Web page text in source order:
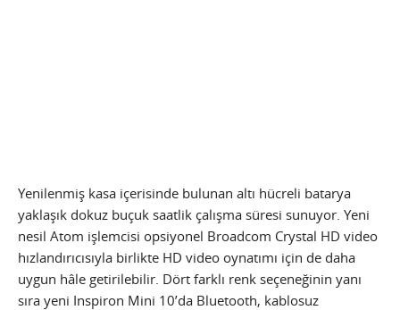
Yenilenmiş kasa içerisinde bulunan altı hücreli batarya
yaklaşık dokuz buçuk saatlik çalışma süresi sunuyor. Yeni
nesil Atom işlemcisi opsiyonel Broadcom Crystal HD video
hızlandırıcısıyla birlikte HD video oynatımı için de daha
uygun hâle getirilebilir. Dört farklı renk seçeneğinin yanı
sıra yeni Inspiron Mini 10’da Bluetooth, kablosuz